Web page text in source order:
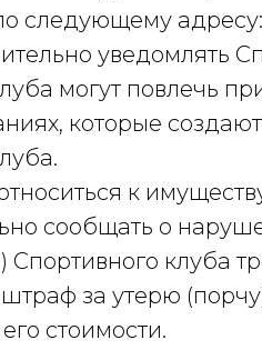
следующему адресу:
уведомлять
могут повлечь
которые
к
сообщать о
Спортивного клуба
штраф за утерю
стоимости.